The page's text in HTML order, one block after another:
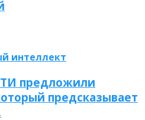
интеллект
предложили
предсказывает